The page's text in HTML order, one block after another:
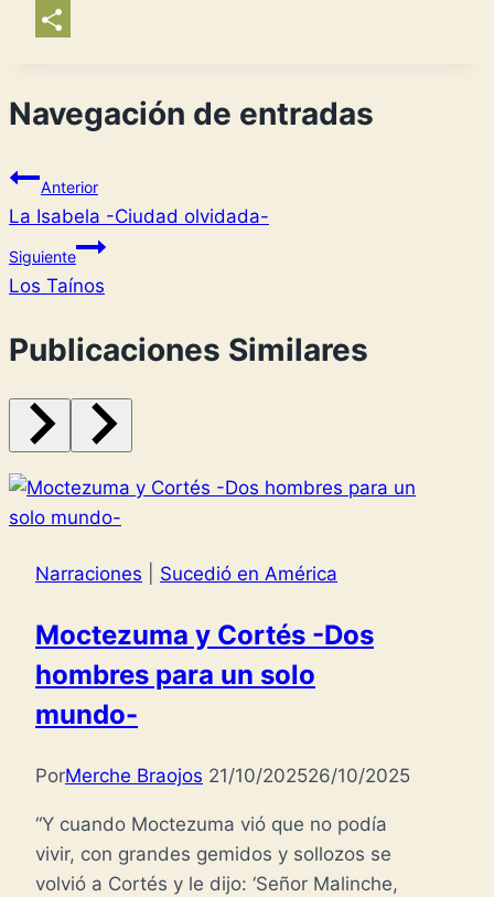
List
Copy
Navegación de entradas
Anterior
La Isabela -Ciudad olvidada-
Siguiente
Los Taínos
Publicaciones Similares
Narraciones Sucedió en América
Moctezuma y Cortés -Dos
hombres para un solo
mundo-
PorMerche Braojos 21/10/202526/10/2025
“Y cuando Moctezuma vió que no podía
vivir, con grandes gemidos y sollozos se
volvió a Cortés y le dijo: ‘Señor Malinche,